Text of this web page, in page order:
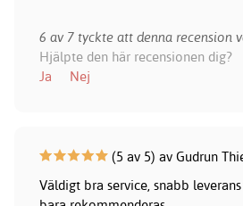
6 av 7 tyckte att denna recension
Hjälpte den här recensionen dig?
Ja
Nej
(5 av 5) av Gudrun
Väldigt bra service, snabb